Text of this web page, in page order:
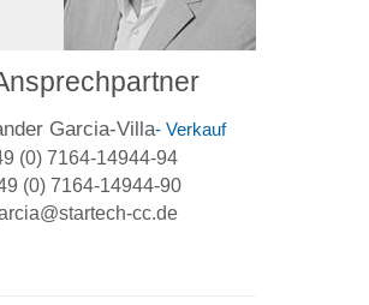
Garcia-Villa- Verkauf
(0) 7164-14944-94
(0) 7164-14944-90
cc.de